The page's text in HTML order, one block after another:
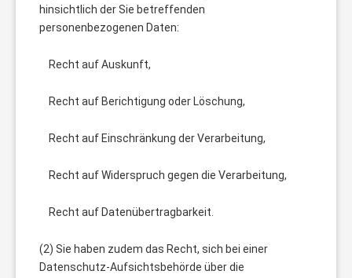
hinsichtlich der Sie betreffenden
personenbezogenen Daten:
Recht auf Auskunft,
Recht auf Berichtigung oder Löschung,
Recht auf Einschränkung der Verarbeitung,
Recht auf Widerspruch gegen die Verarbeitung,
Recht auf Datenübertragbarkeit.
(2) Sie haben zudem das Recht, sich bei einer
Datenschutz-Aufsichtsbehörde über die